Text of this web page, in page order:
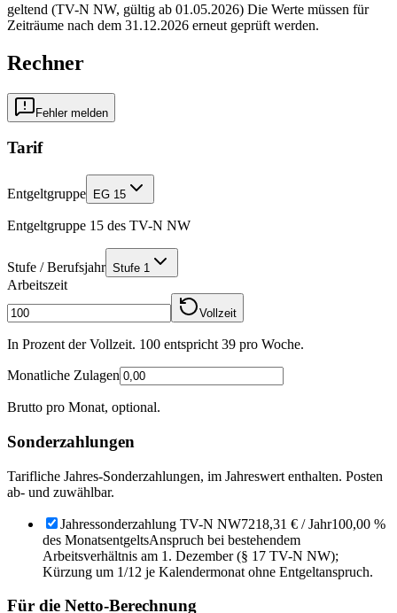
geltend (TV-N NW, gültig ab 01.05.2026) Die Werte müssen für
Zeiträume nach dem 31.12.2026 erneut geprüft werden.
Rechner
Fehler melden
Tarif
Entgeltgruppe EG 15
Entgeltgruppe 15 des TV-N NW
Stufe / Berufsjahr Stufe 1
Arbeitszeit
Vollzeit
In Prozent der Vollzeit. 100 entspricht 39 pro Woche.
Monatliche Zulagen
Brutto pro Monat, optional.
Sonderzahlungen
Tarifliche Jahres-Sonderzahlungen, im Jahreswert enthalten. Posten
ab- und zuwählbar.
Jahressonderzahlung TV-N NW7218,31 € / Jahr100,00 %
des MonatsentgeltsAnspruch bei bestehendem
Arbeitsverhältnis am 1. Dezember (§ 17 TV-N NW);
Kürzung um 1/12 je Kalendermonat ohne Entgeltanspruch.
Für die Netto-Berechnung